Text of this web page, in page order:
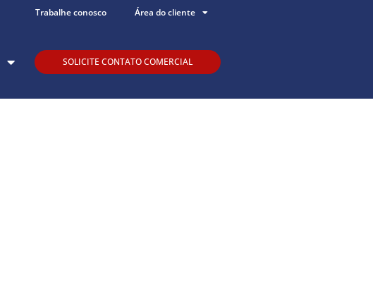
Trabalhe conosco Área do cliente
SOLICITE CONTATO COMERCIAL